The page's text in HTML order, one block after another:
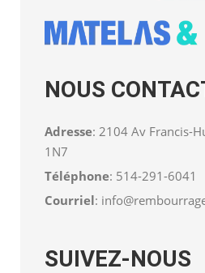
NOUS
Adresse: 2104 Av Francis-
1N7
Téléphone: 514-291-6041
Courriel:
SUIVEZ-NOUS